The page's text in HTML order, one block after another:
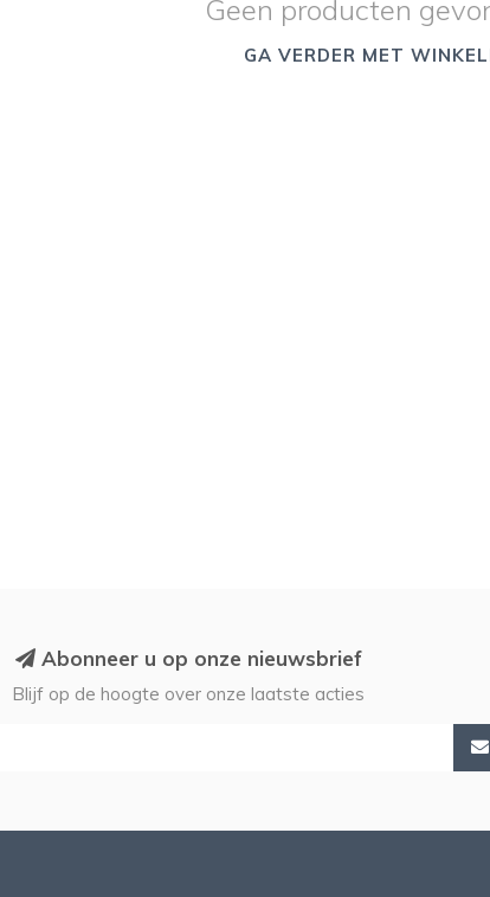
Geen producten
GA VERDER MET
Abonneer u op onze nieuwsbrief
Blijf op de hoogte over onze laatste acties